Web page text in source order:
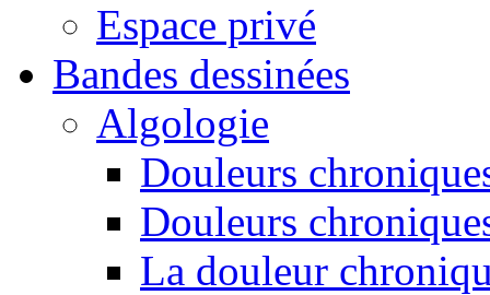
Espace privé
Bandes dessinées
Algologie
Douleurs
Douleurs
La douleur